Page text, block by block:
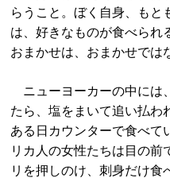
らうこと。ぼく自身、もと
は、好きなものが食べられ
おまかせは、おまかせでは
ニューヨーカーの中には
たら、塩をまいて追い払わ
ある日カウンターで食べて
リカ人の女性たちは目の前
リを押しのけ、刺身だけ食